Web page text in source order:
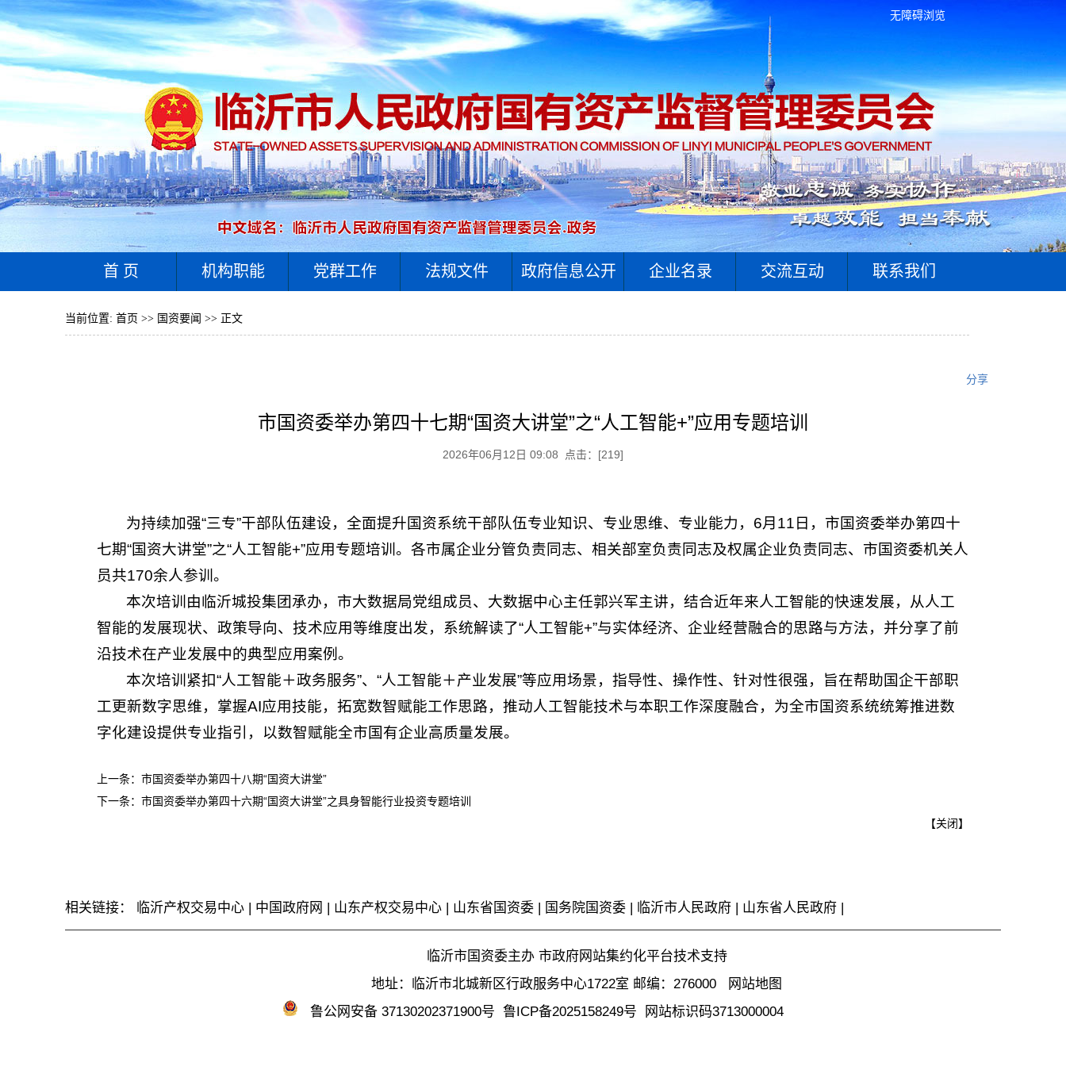
无障碍浏览
首 页 机构职能 党群工作 法规文件 政府信息公开 企业名录 交流互动 联系我们
当前位置: 首页 >> 国资要闻 >> 正文
分享
市国资委举办第四十七期“国资大讲堂”之“人工智能+”应用专题培训
2026年06月12日 09:08 点击：[219]
为持续加强“三专”干部队伍建设，全面提升国资系统干部队伍专业知识、专业思维、专业能力，6月11日，市国资委举办第四十
七期“国资大讲堂”之“人工智能+”应用专题培训。各市属企业分管负责同志、相关部室负责同志及权属企业负责同志、市国资委机关人
员共170余人参训。
本次培训由临沂城投集团承办，市大数据局党组成员、大数据中心主任郭兴军主讲，结合近年来人工智能的快速发展，从人工
智能的发展现状、政策导向、技术应用等维度出发，系统解读了“人工智能+”与实体经济、企业经营融合的思路与方法，并分享了前
沿技术在产业发展中的典型应用案例。
本次培训紧扣“人工智能＋政务服务”、“人工智能＋产业发展”等应用场景，指导性、操作性、针对性很强，旨在帮助国企干部职
工更新数字思维，掌握AI应用技能，拓宽数智赋能工作思路，推动人工智能技术与本职工作深度融合，为全市国资系统统筹推进数
字化建设提供专业指引，以数智赋能全市国有企业高质量发展。
上一条： 市国资委举办第四十八期“国资大讲堂”
下一条： 市国资委举办第四十六期“国资大讲堂”之具身智能行业投资专题培训
【关闭】
相关链接： 临沂产权交易中心 | 中国政府网 | 山东产权交易中心 | 山东省国资委 | 国务院国资委 | 临沂市人民政府 | 山东省人民政府 |
临沂市国资委主办 市政府网站集约化平台技术支持
地址：临沂市北城新区行政服务中心1722室 邮编：276000
网站地图
鲁公网安备 37130202371900号 鲁ICP备2025158249号 网站标识码3713000004